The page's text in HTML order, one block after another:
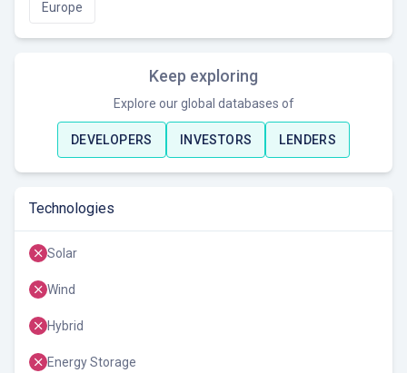
Europe
Keep exploring
Explore our global databases of
DEVELOPERS INVESTORS LENDERS
Technologies
Solar
Wind
Hybrid
Energy Storage